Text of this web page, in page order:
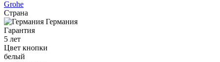
Grohe
Страна
Германия
Гарантия
5 лет
Цвет кнопки
белый